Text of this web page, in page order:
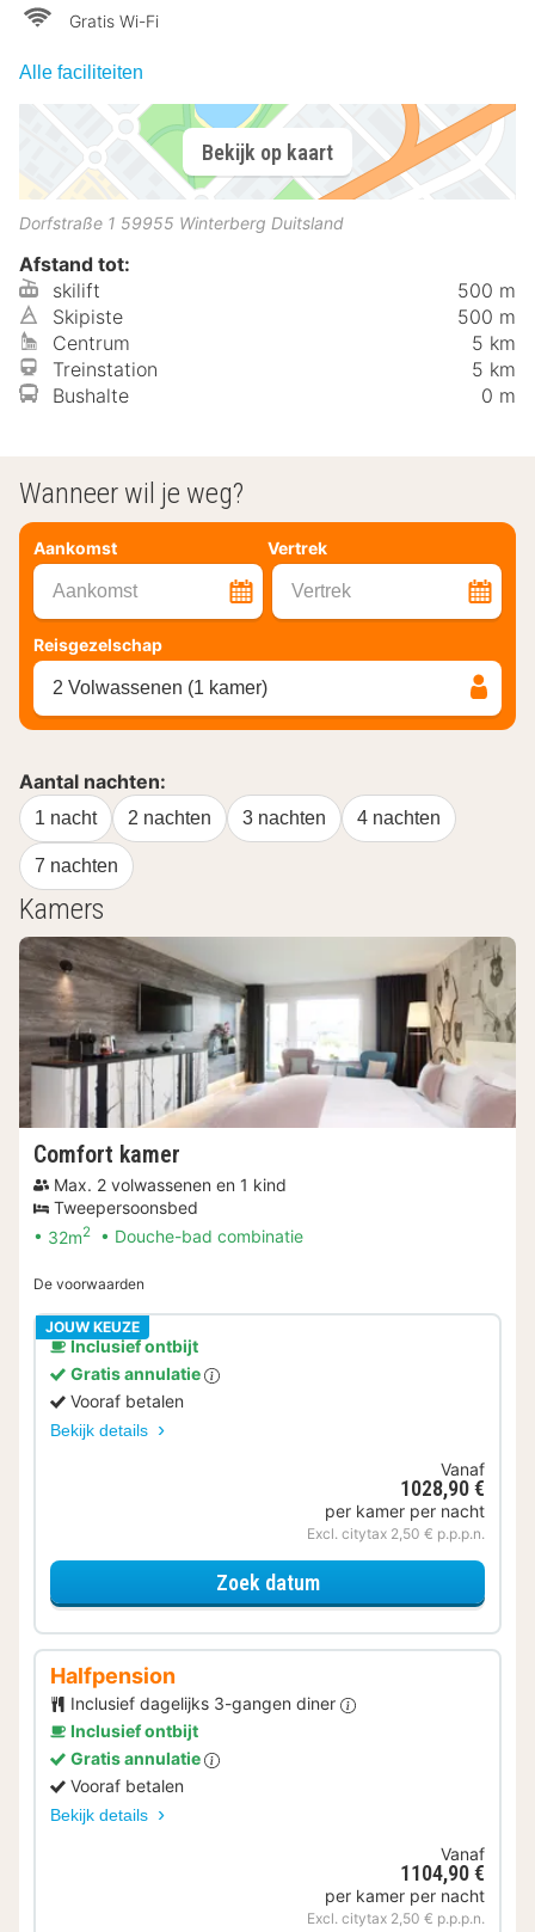
Gratis Wi-Fi
Alle faciliteiten
Bekijk op kaart
Dorfstraße 1 59955 Winterberg Duitsland
Afstand tot:
skilift
500 m
Skipiste
500 m
Centrum
5 km
Treinstation
5 km
Bushalte
0 m
Wanneer wil je weg?
Aankomst Vertrek
Aankomst Vertrek
Reisgezelschap
2 Volwassenen (1 kamer)
Aantal nachten:
1 nacht 2 nachten 3 nachten 4 nachten
7 nachten
Kamers
Comfort kamer
Max. 2 volwassenen en 1 kind
Tweepersoonsbed
32m2 Douche-bad combinatie
De voorwaarden
JOUW KEUZE
Inclusief ontbijt
Gratis annulatie
Vooraf betalen
Bekijk details
Vanaf
1028,90 €
per kamer per nacht
Excl. citytax 2,50 € p.p.p.n.
Zoek datumvoor Comfort kamer
Halfpension
Inclusief dagelijks 3-gangen diner
Inclusief ontbijt
Gratis annulatie
Vooraf betalen
Bekijk details
Vanaf
1104,90 €
per kamer per nacht
Excl. citytax 2,50 € p.p.p.n.